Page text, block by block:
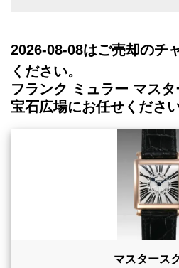
2026-08-08はご売却のチ
ください。
フランク ミュラー マス
宝石広場にお任せください
マスタース